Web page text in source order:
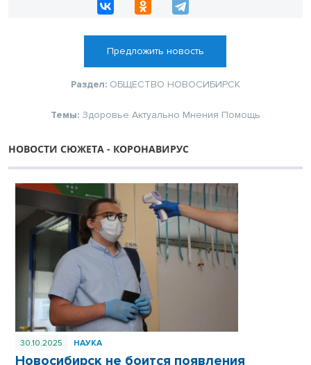
Предложить новость
Раздел: ОБЩЕСТВО НОВОСИБИРСК
Темы: Здоровье Актуально Мнения Помощь
НОВОСТИ СЮЖЕТА - КОРОНАВИРУС
30.10.2025 НАУКА
Новосибирск не боится появления